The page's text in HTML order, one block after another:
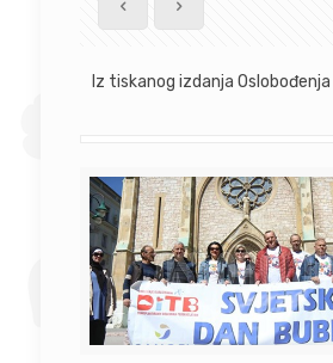
Iz tiskanog izdanja Oslobođenja